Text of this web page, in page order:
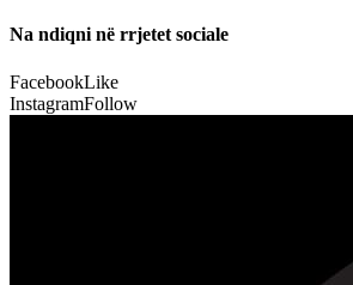
Na ndiqni në rrjetet sociale
FacebookLike
InstagramFollow